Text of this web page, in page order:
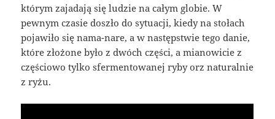
którym zajadają się ludzie na całym globie. W
pewnym czasie doszło do sytuacji, kiedy na stołach
pojawiło się nama-nare, a w następstwie tego danie,
które złożone było z dwóch części, a mianowicie z
częściowo tylko sfermentowanej ryby orz naturalnie
z ryżu.